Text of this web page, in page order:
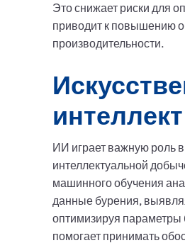
Это снижает риски для
приводит к повышению
производительности.
интеллект
ИИ играет важную роль в
интеллектуальной
машинного обучения
данные бурения,
оптимизируя параметры
помогает принимать